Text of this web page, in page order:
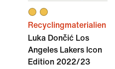
Recyclingmaterialien
Luka Dončić Los
Angeles Lakers Icon
Edition 2022/23